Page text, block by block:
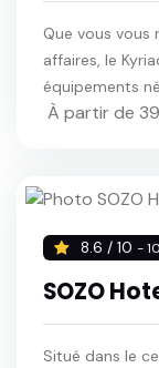
Que vous vous
affaires, le
équipements
À partir de
8.6 / 10 -
SOZO
Situé dans le